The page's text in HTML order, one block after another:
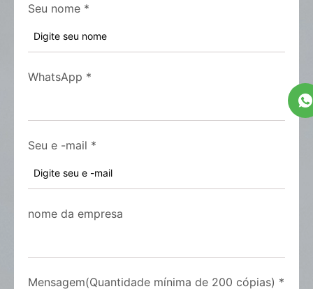
Seu nome *
WhatsApp *
Seu e -mail *
nome da empresa
Mensagem(Quantidade mínima de 200 cópias) *